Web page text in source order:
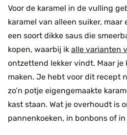
Voor de karamel in de vulling
karamel van alleen suiker, maar
een soort dikke saus die
kopen, waarbij ik alle varianten
ontzettend lekker vindt. Maar je
maken. Je hebt voor dit recept
zo’n potje eigengemaakte
kast staan. Wat je overhoudt is
pannenkoeken, in bonbons of